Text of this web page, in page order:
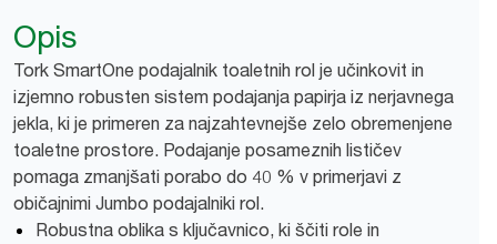
Opis
Tork SmartOne podajalnik toaletnih rol je učinkovit in
izjemno robusten sistem podajanja papirja iz nerjavnega
jekla, ki je primeren za najzahtevnejše zelo obremenjene
toaletne prostore. Podajanje posameznih lističev
pomaga zmanjšati porabo do 40 % v primerjavi z
običajnimi Jumbo podajalniki rol.
Robustna oblika s ključavnico, ki ščiti role in